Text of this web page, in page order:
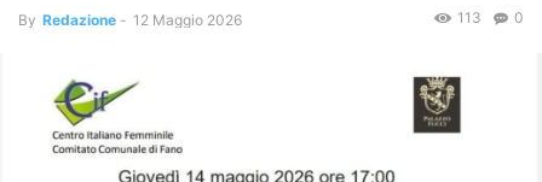
By Redazione - 12 Maggio 2026 0
113